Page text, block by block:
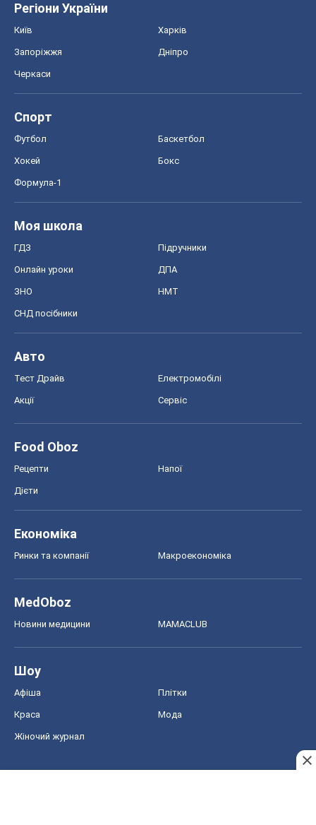
Регіони України
Київ Харків
Запоріжжя Дніпро
Черкаси
Спорт
Футбол Баскетбол
Хокей Бокс
Формула-1
Моя школа
ГДЗ Підручники
Онлайн уроки ДПА
ЗНО НМТ
СНД посібники
Авто
Тест Драйв Електромобілі
Акції Сервіс
Food Oboz
Рецепти Напої
Дієти
Економіка
Ринки та компанії Макроекономіка
MedOboz
Новини медицини MAMACLUB
Шоу
Афіша Плітки
Краса Мода
Жіночий журнал